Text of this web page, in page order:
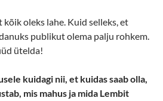
oleks lahe. Kuid selleks, et
publikut olema palju rohkem.
ütelda!
kuidagi nii, et kuidas saab olla,
mis mahus ja mida Lembit